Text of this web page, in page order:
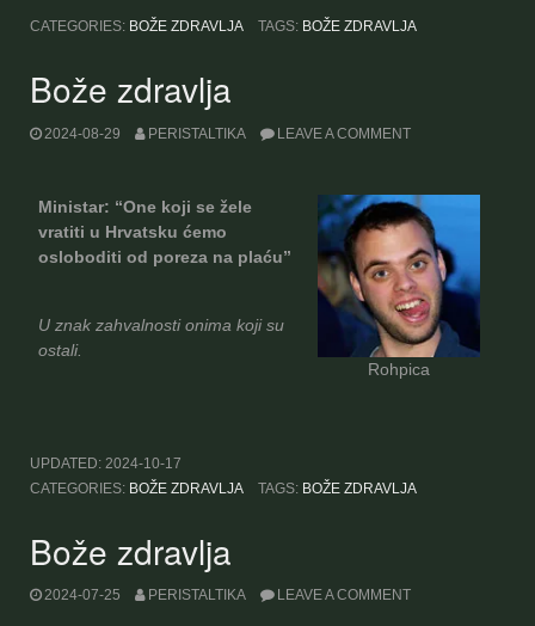
CATEGORIES: BOŽE ZDRAVLJA TAGS: BOŽE ZDRAVLJA
Bože zdravlja
2024-08-29 PERISTALTIKA LEAVE A COMMENT
Ministar: “One koji se žele
vratiti u Hrvatsku ćemo
osloboditi od poreza na plaću”
Rohpica
U znak zahvalnosti onima koji su
ostali.
UPDATED: 2024-10-17
CATEGORIES: BOŽE ZDRAVLJA TAGS: BOŽE ZDRAVLJA
Bože zdravlja
2024-07-25 PERISTALTIKA LEAVE A COMMENT